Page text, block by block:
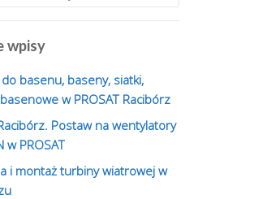
wpisy
basenu, baseny, siatki,
w PROSAT Racibórz
Postaw na wentylatory
w PROSAT
i montaż turbiny wiatrowej w